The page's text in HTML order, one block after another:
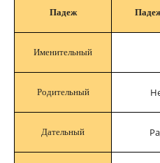
Падеж
Именительный
Родительный
Дательный